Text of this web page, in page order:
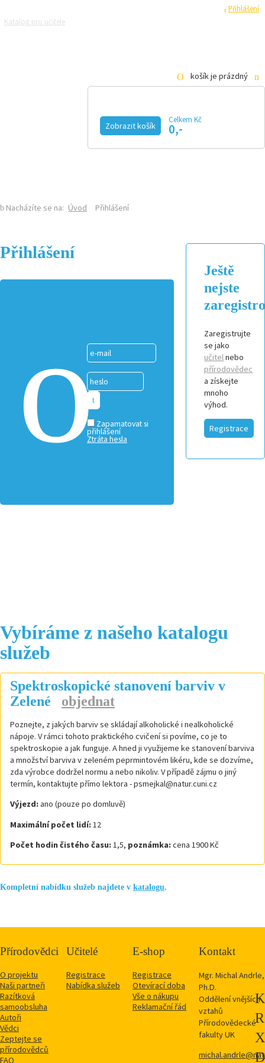
Přihlášení
Katalog pro učitele
košík je prázdný
Zobrazit košík
Celkem Kč
0,-
Nacházíte se na: Úvod Přihlášení
Přihlášení
Zapamatovat si
přihlášení
Ztráta hesla
Ještě
nejste
Zaregistrujte
se jako
učitelnebo
přírodovědec
a získejte
mnoho
výhod.
Registrace
Vybíráme z našeho katalogu
služeb
Spektroskopické stanovení barviv v
Zelené objednat
Poznejte, z jakých barviv se skládají alkoholické i nealkoholické
nápoje. V rámci tohoto praktického cvičení si povíme, co je to
spektroskopie a jak funguje. A hned ji využijeme ke stanovení barviva
a množství barviva v zeleném peprmintovém likéru, kde se dozvíme,
zda výrobce dodržel normu a nebo nikoliv. V případě zájmu o jiný
termín, kontaktujte přímo lektora - psmejkal@natur.cuni.cz
Výjezd:ano (pouze po domluvě)
Maximální počet lidí:12
Počet hodin čistého času:1,5, poznámka:cena 1900 Kč
Kompletní nabídku služeb najdete v katalogu.
Přírodovědci
O projektu
Naši partneři
Razítková
samoobsluha
Autoři
Vědci
Zeptejte se
přírodovědců
FAQ
Učitelé
Registrace
Nabídka služeb
E-shop
Registrace
Otevírací doba
Vše o nákupu
Reklamační řád
Kontakt
Mgr. Michal Andrle,
Ph.D.
Oddělení vnějších
vztahů
Přírodovědecké
fakulty UK